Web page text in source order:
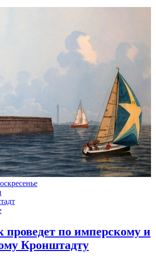
проведет по имперскому и
Кронштадту